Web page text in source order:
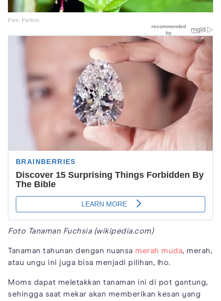
Foto: Fuchsia
Foto Tanaman Fuchsia (wikipedia.com)
Tanaman tahunan dengan nuansa merah muda, merah,
atau ungu ini juga bisa menjadi pilihan, lho.
Moms dapat meletakkan tanaman ini di pot gantung,
sehingga saat mekar akan memberikan kesan yang